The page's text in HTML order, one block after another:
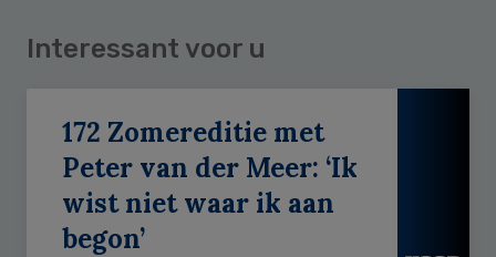
Interessant voor u
172 Zomereditie met
Peter van der Meer: ‘Ik
wist niet waar ik aan
begon’